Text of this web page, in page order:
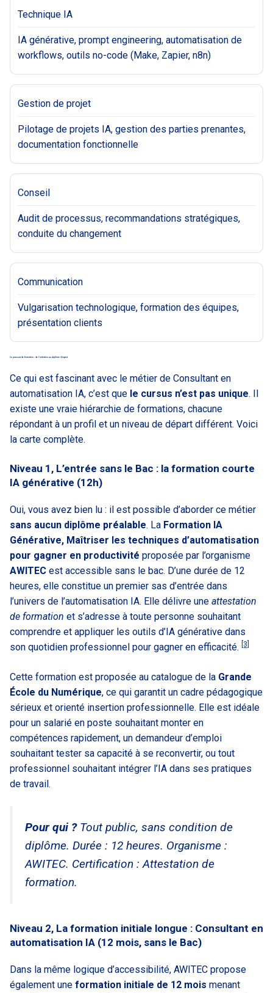
Technique IA
IA générative, prompt engineering, automatisation de
workflows, outils no-code (Make, Zapier, n8n)
Gestion de projet
Pilotage de projets IA, gestion des parties prenantes,
documentation fonctionnelle
Conseil
Audit de processus, recommandations stratégiques,
conduite du changement
Communication
Vulgarisation technologique, formation des équipes,
présentation clients
Le parcours de formation : de l’initiation au diplôme d’expert
Ce qui est fascinant avec le métier de Consultant en
automatisation IA, c’est que le cursus n’est pas unique. Il
existe une vraie hiérarchie de formations, chacune
répondant à un profil et un niveau de départ différent. Voici
la carte complète.
Niveau 1, L’entrée sans le Bac : la formation courte
IA générative (12h)
Oui, vous avez bien lu : il est possible d’aborder ce métier
sans aucun diplôme préalable. La Formation IA
Générative, Maîtriser les techniques d’automatisation
pour gagner en productivité proposée par l’organisme
AWITEC est accessible sans le bac. D’une durée de 12
heures, elle constitue un premier sas d’entrée dans
l’univers de l’automatisation IA. Elle délivre une attestation
de formation et s’adresse à toute personne souhaitant
comprendre et appliquer les outils d’IA générative dans
son quotidien professionnel pour gagner en efficacité.
[3]
Cette formation est proposée au catalogue de la Grande
École du Numérique, ce qui garantit un cadre pédagogique
sérieux et orienté insertion professionnelle. Elle est idéale
pour un salarié en poste souhaitant monter en
compétences rapidement, un demandeur d’emploi
souhaitant tester sa capacité à se reconvertir, ou tout
professionnel souhaitant intégrer l’IA dans ses pratiques
de travail.
Pour qui ?Tout public, sans condition de
diplôme. Durée : 12 heures. Organisme :
AWITEC. Certification : Attestation de
formation.
Niveau 2, La formation initiale longue : Consultant en
automatisation IA (12 mois, sans le Bac)
Dans la même logique d’accessibilité, AWITEC propose
également une formation initiale de 12 mois menant